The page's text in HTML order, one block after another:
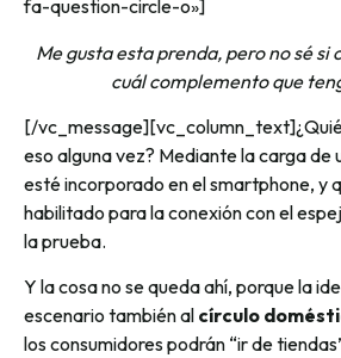
fa-question-circle-o»]
Me gusta esta prenda, pero no sé si
cuál complemento que
[/
eso alguna vez? Mediante la carga de
esté incorporado en el smartphone, y
habilitado para la conexión con el
la prueba.
Y la cosa no se queda ahí, porque la
escenario también al círculo
los consumidores podrán “ir de